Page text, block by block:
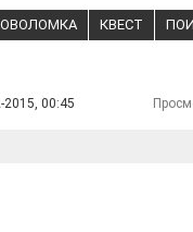
КВЕСТ
2015, 00:45